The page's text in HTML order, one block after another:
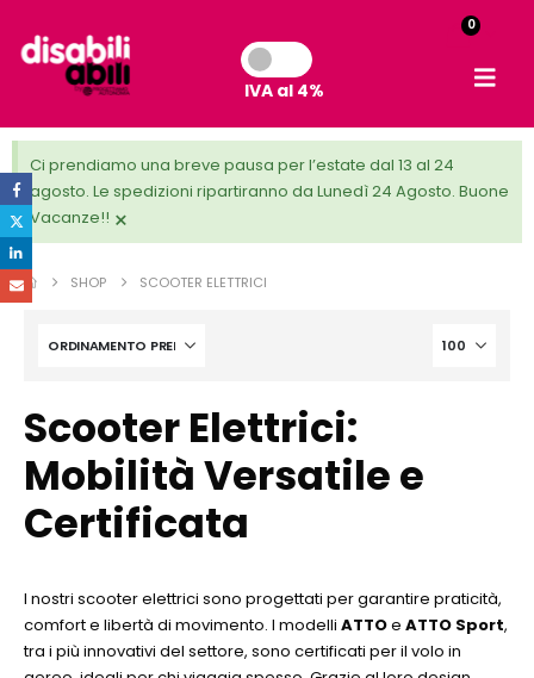
IVA al 4%
0
Ci prendiamo una breve pausa per l’estate dal 13 al 24
agosto. Le spedizioni ripartiranno da Lunedì 24 Agosto. Buone
Vacanze!! ×
SHOP SCOOTER ELETTRICI
Scooter Elettrici:
Mobilità Versatile e
Certificata
I nostri scooter elettrici sono progettati per garantire praticità,
comfort e libertà di movimento. I modelli ATTOe ATTO Sport,
tra i più innovativi del settore, sono certificati per il volo in